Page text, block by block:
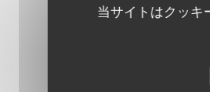
当サイトはクッキ